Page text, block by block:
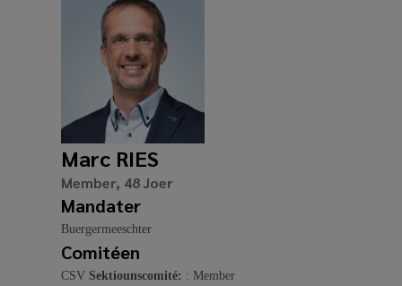
Marc RIES
Member, 48 Joer
Mandater
Buergermeeschter
Comitéen
CSV Sektiounscomité: : Member